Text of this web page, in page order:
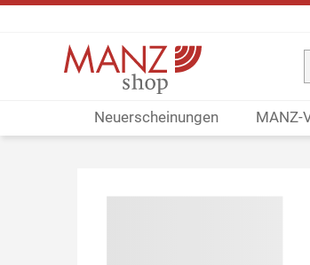
Neuerscheinungen MANZ-